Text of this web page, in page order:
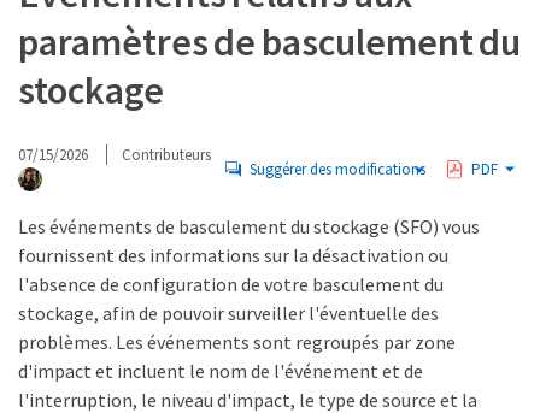
paramètres de basculement du
stockage
07/15/2026 Contributeurs
Suggérer des modifications PDF
Les événements de basculement du stockage (SFO) vous
fournissent des informations sur la désactivation ou
l'absence de configuration de votre basculement du
stockage, afin de pouvoir surveiller l'éventuelle des
problèmes. Les événements sont regroupés par zone
d'impact et incluent le nom de l'événement et de
l'interruption, le niveau d'impact, le type de source et la